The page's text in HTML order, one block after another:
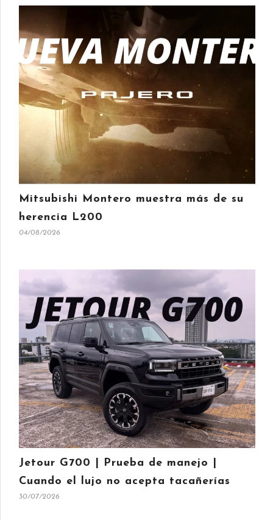
Mitsubishi Montero muestra más de su
herencia L200
04/08/2026
Jetour G700 | Prueba de manejo |
Cuando el lujo no acepta tacañerías
30/07/2026